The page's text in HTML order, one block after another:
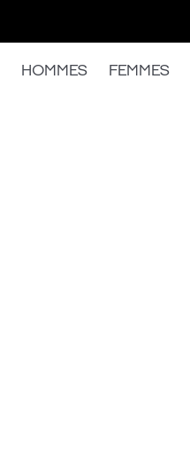
HOMMES FEMMES